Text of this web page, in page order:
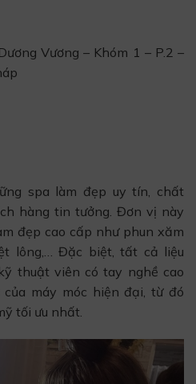
Vương – Khóm 1 – P.2 –
spa làm đẹp uy tín, chất
hàng tin tưởng. Đơn vị này
đẹp cao cấp như phun xăm
lông,… Đặc biệt, tất cả liệu
thuật viên có tay nghề cao
máy móc hiện đại, từ đó
tối ưu nhất.